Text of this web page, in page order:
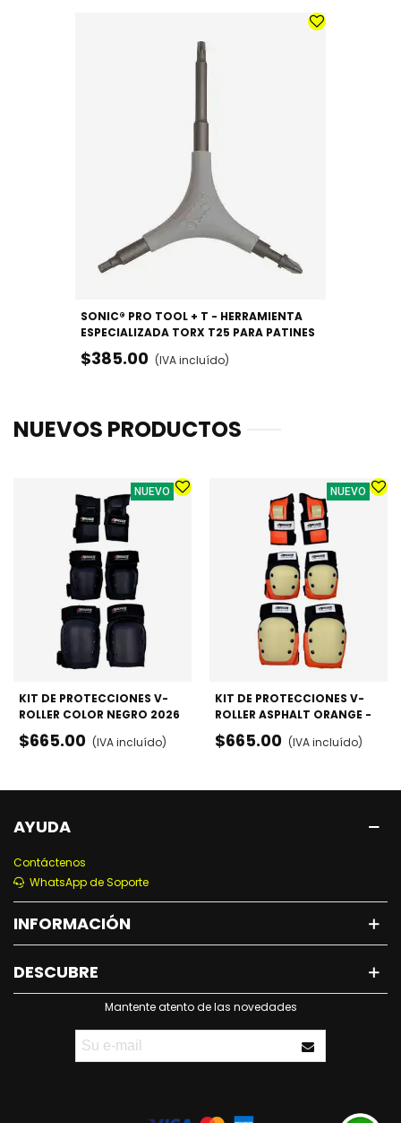
SONIC® PRO TOOL + T - HERRAMIENTA
ESPECIALIZADA TORX T25 PARA PATINES
$385.00 (IVA incluído)
NUEVOS PRODUCTOS
NUEVO
KIT DE PROTECCIONES V-
ROLLER COLOR NEGRO 2026
- RODILLERAS, CODERAS Y
MUÑEQUERAS
$665.00 (IVA incluído)
NUEVO
KIT DE PROTECCIONES V-
ROLLER ASPHALT ORANGE -
RODILLERAS, CODERAS Y
MUÑEQUERAS
$665.00 (IVA incluído)
AYUDA
Contáctenos
WhatsApp de Soporte
INFORMACIÓN
DESCUBRE
Mantente atento de las novedades